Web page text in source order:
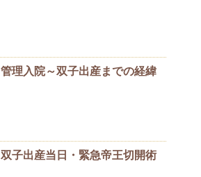
管理入院～双子出産までの経緯
双子出産当日・緊急帝王切開術